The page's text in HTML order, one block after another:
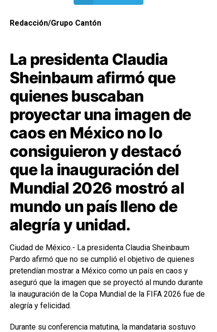
Redacción/Grupo Cantón
La presidenta Claudia
Sheinbaum afirmó que
quienes buscaban
proyectar una imagen de
caos en México no lo
consiguieron y destacó
que la inauguración del
Mundial 2026 mostró al
mundo un país lleno de
alegría y unidad.
Ciudad de México.- La presidenta Claudia Sheinbaum
Pardo afirmó que no se cumplió el objetivo de quienes
pretendían mostrar a México como un país en caos y
aseguró que la imagen que se proyectó al mundo durante
la inauguración de la Copa Mundial de la FIFA 2026 fue de
alegría y felicidad.
Durante su conferencia matutina, la mandataria sostuvo